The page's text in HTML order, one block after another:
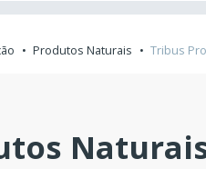
Produtos Naturais Tribus